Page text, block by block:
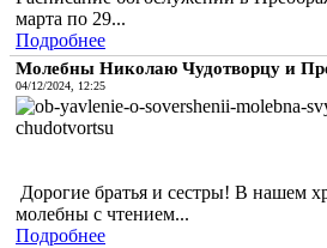
марта по 29...
Подробнее
Молебны Николаю Чудотворцу и
04/12/2024, 12:25
Дорогие братья и сестры! В нашем
молебны с чтением...
Подробнее